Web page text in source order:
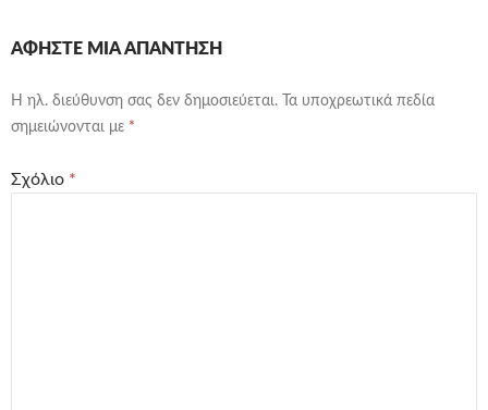
ΑΦΉΣΤΕ ΜΙΑ ΑΠΆΝΤΗΣΗ
Η ηλ. διεύθυνση σας δεν δημοσιεύεται.
Τα υποχρεωτικά πεδία
σημειώνονται με *
Σχόλιο *